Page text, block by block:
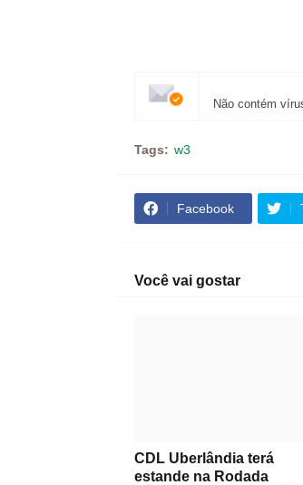
Não contém
Tags: w3
Facebook
Você vai gostar
CDL Uberlândia terá
estande na Rodada